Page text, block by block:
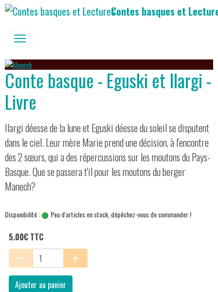
Contes basques et
Conte basque - Eguski et Ilargi -
Livre
Ilargi déesse de la lune et Eguski déesse du soleil se disputent
dans le ciel. Leur mère Marie prend une décision, à l'encontre
des 2 sœurs, qui a des répercussions sur les moutons du Pays-
Basque. Que se passera t'il pour les moutons du berger
Manech?
Disponibilité : Peu d'articles en stock, dépêchez-vous de commander !
5.00€ TTC
Ajouter au panier